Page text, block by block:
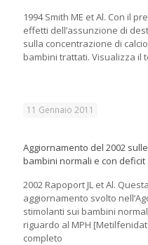
1994 Smith ME et Al. Con il
effetti dell’assunzione di
sulla concentrazione di
bambini trattati. Visualizza il
11 Gennaio 2011
Aggiornamento del 2002
bambini normali e con
2002 Rapoport JL et Al.
aggiornamento svolto
stimolanti sui bambini
riguardo al MPH
completo